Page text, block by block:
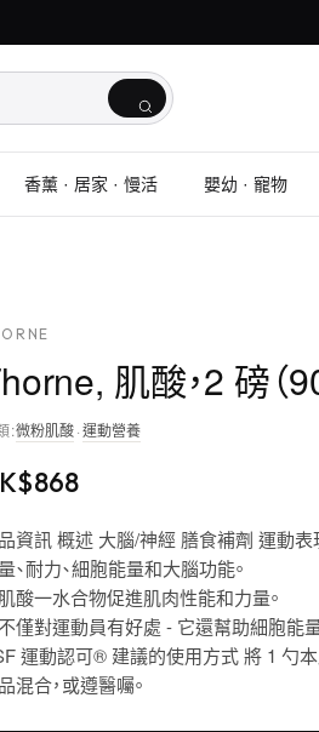
香薰 · 居家 · 慢活 嬰幼 · 寵物
肌酸，2 磅（
:微粉肌酸·運動營養
868
資訊 概述 大腦/神經 膳食補劑 運動
、耐力、細胞能量和大腦功能。
酸一水合物促進肌肉性能和力量。
僅對運動員有好處 - 它還幫助細胞能
運動認可® 建議的使用方式 將 1 勺本
混合，或遵醫囑。